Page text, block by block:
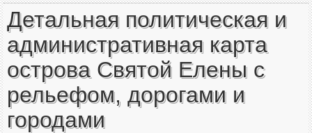
Детальная политическая и
административная карта
острова Святой Елены с
рельефом, дорогами и
городами